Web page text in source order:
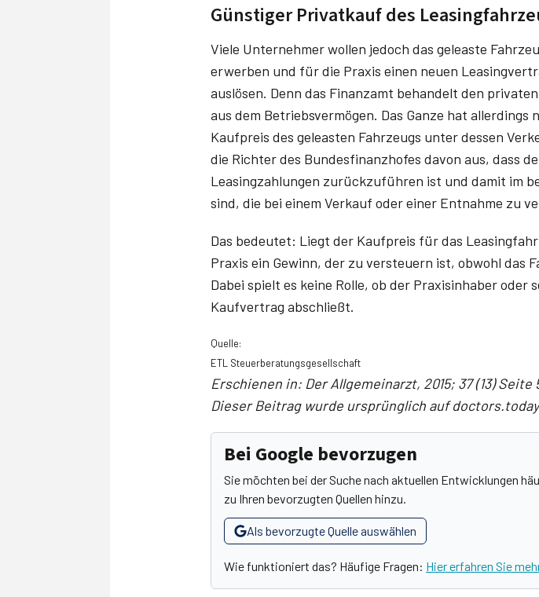
Günstiger Privatkauf des
Viele Unternehmer wollen jedoch das geleaste
erwerben und für die Praxis einen neuen
auslösen. Denn das Finanzamt behandelt den
aus dem Betriebsvermögen. Das Ganze hat
Kaufpreis des geleasten Fahrzeugs unter dessen
die Richter des Bundesfinanzhofes davon aus, dass
Leasingzahlungen zurückzuführen ist und damit im
sind, die bei einem Verkauf oder einer Entnahme zu
Das bedeutet: Liegt der Kaufpreis für das
Praxis ein Gewinn, der zu versteuern ist, obwohl
Dabei spielt es keine Rolle, ob der Praxisinhaber
Kaufvertrag abschließt.
Quelle:
ETL Steuerberatungsgesellschaft
Erschienen in: Der Allgemeinarzt, 2015; 37 (13) Seite
Dieser Beitrag wurde ursprünglich auf
Bei Google bevorzugen
Sie möchten bei der Suche nach aktuellen Entwicklungen
zu Ihren bevorzugten Quellen hinzu.
Als bevorzugte Quelle auswählen
Wie funktioniert das? Häufige Fragen: Hier erfahren Sie